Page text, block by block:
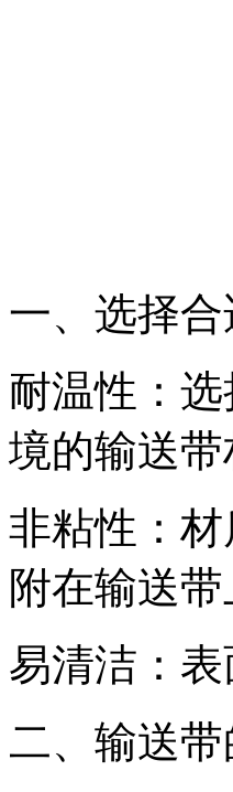
一、选择
耐温性：
境的输送带
非粘性：
附在输送带
易清洁：
二、输送